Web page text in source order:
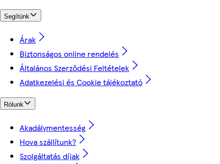
Segítünk
Árak
Biztonságos online rendelés
Általános Szerződési Feltételek
Adatkezelési és Cookie tájékoztató
Rólunk
Akadálymentesség
Hova szállítunk?
Szolgáltatás díjak